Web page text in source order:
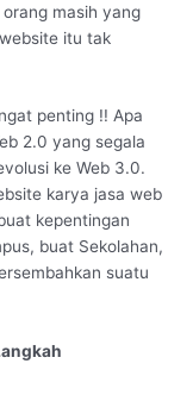
masih yang
itu tak
penting !! Apa
2.0 yang segala
ke Web 3.0.
karya jasa web
kepentingan
buat Sekolahan,
suatu